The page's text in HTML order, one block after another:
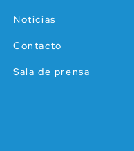
Noticias
Contacto
Sala de prensa